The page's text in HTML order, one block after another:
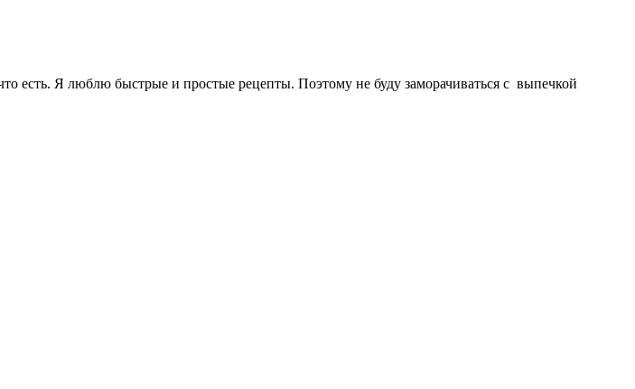
Я люблю быстрые и простые рецепты. Поэтому не буду заморачиваться с выпечкой